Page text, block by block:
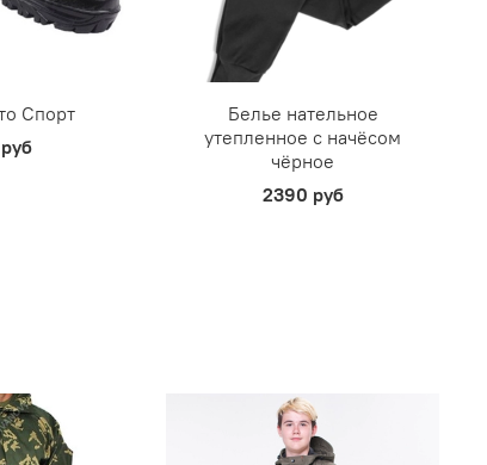
Спорт
Белье нательное
утепленное с начёсом
чёрное
2390 руб